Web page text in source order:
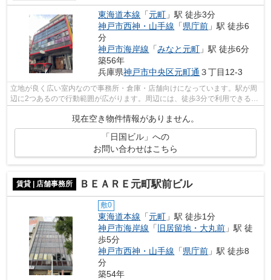
東海道本線 「元町 」駅 徒歩3分
神戸市西神・山手線 「県庁前 」駅 徒歩6
分
神戸市海岸線 「みなと元町 」駅 徒歩6分
築56年
兵庫県神戸市中央区元町通 ３丁目12-3
立地が良く広い室内なので事務所・倉庫・店舗向けになっています。駅が周
辺に2つあるので行動範囲が広がります。周辺には、徒歩3分で利用できる駅
現在空き物件情報がありません。
「日国ビル」への
お問い合わせはこちら
賃貸 | 店舗事務所 ＢＥＡＲＥ元町駅前ビル
敷0
東海道本線 「元町 」駅 徒歩1分
神戸市海岸線 「 旧居留地・大丸前 」駅 徒
歩5分
神戸市西神・山手線 「県庁前 」駅 徒歩8
分
築54年